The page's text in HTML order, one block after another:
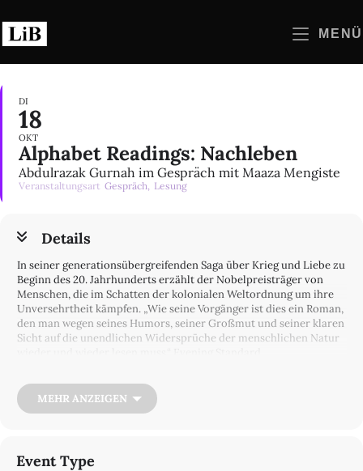
Inhalt
springen
MENÜ
DI
18
OKT
Alphabet Readings: Nachleben
Abdulrazak Gurnah im Gespräch mit Maaza Mengiste
Veranstaltungsart Gespräch, Lesung
Details
In seiner generationsübergreifenden Saga über Krieg und Liebe zu
Beginn des 20. Jahrhunderts erzählt der Nobelpreisträger von
Menschen, die im Schatten der kolonialen Weltordnung um ihre
Unversehrtheit kämpfen. „Wie seine Vorgänger ist dies ein Roman,
den man wegen seines Humors, seiner Großmut und seiner klaren
Sicht auf die unendlichen Widersprüche der menschlichen Natur
RomanNachleben(Originaltitel:
AutorinMaaza Mengiste
vor.
Verlag
MEHR ANZEIGEN
Event Type